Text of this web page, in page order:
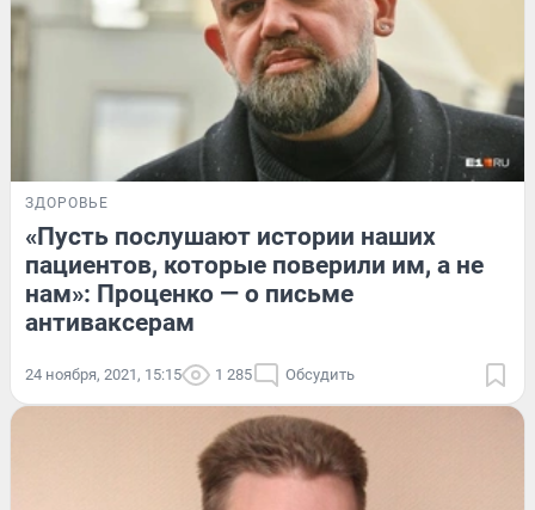
ЗДОРОВЬЕ
«Пусть послушают истории наших
пациентов, которые поверили им, а не
нам»: Проценко — о письме
антиваксерам
24 ноября, 2021, 15:15 1 285 Обсудить